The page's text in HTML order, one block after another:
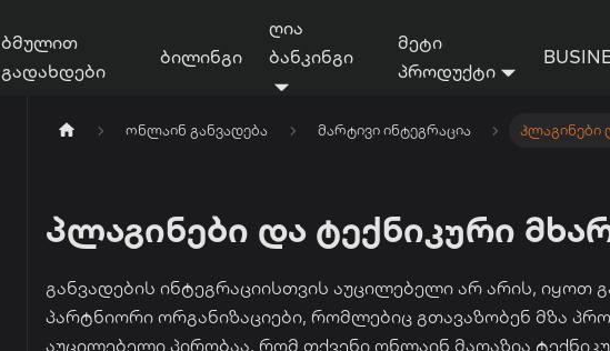
ბმულით
გადახდები
ბილინგი
ღია
ბანკინგი
მეტი
პროდუქტი
ონლაინ განვადება მარტივი ინტეგრაცია პლაგინები
პლაგინები და ტექნიკური
განვადების ინტეგრაციისთვის აუცილებელი არ არის,
პარტნიორი ორგანიზაციები, რომლებიც გთავაზობენ მზა
აუცილებელი პირობაა, რომ თქვენი ონლაინ მაღაზია